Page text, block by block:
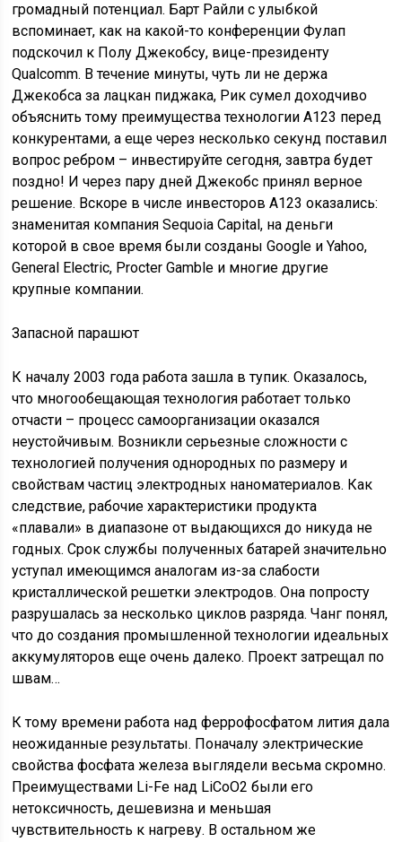
громадный потенциал. Барт Райли с улыбкой
вспоминает, как на какой-то конференции Фулап
подскочил к Полу Джекобсу, вице-президенту
Qualcomm. В течение минуты, чуть ли не держа
Джекобса за лацкан пиджака, Рик сумел доходчиво
объяснить тому преимущества технологии A123 перед
конкурентами, а еще через несколько секунд поставил
вопрос ребром – инвестируйте сегодня, завтра будет
поздно! И через пару дней Джекобс принял верное
решение. Вскоре в числе инвесторов A123 оказались:
знаменитая компания Sequoia Capital, на деньги
которой в свое время были созданы Google и Yahoo,
General Electric, Procter Gamble и многие другие
крупные компании.
Запасной парашют
К началу 2003 года работа зашла в тупик. Оказалось,
что многообещающая технология работает только
отчасти – процесс самоорганизации оказался
неустойчивым. Возникли серьезные сложности с
технологией получения однородных по размеру и
свойствам частиц электродных наноматериалов. Как
следствие, рабочие характеристики продукта
«плавали» в диапазоне от выдающихся до никуда не
годных. Срок службы полученных батарей значительно
уступал имеющимся аналогам из-за слабости
кристаллической решетки электродов. Она попросту
разрушалась за несколько циклов разряда. Чанг понял,
что до создания промышленной технологии идеальных
аккумуляторов еще очень далеко. Проект затрещал по
швам…
К тому времени работа над феррофосфатом лития дала
неожиданные результаты. Поначалу электрические
свойства фосфата железа выглядели весьма скромно.
Преимуществами Li-Fe над LiCoO2 были его
нетоксичность, дешевизна и меньшая
чувствительность к нагреву. В остальном же